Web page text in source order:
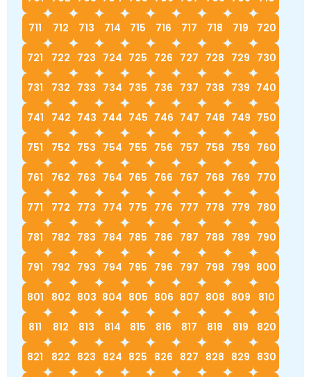
711 712 713 714 715 716 717 718 719 720
721 722 723 724 725 726 727 728 729 730
731 732 733 734 735 736 737 738 739 740
741 742 743 744 745 746 747 748 749 750
751 752 753 754 755 756 757 758 759 760
761 762 763 764 765 766 767 768 769 770
771 772 773 774 775 776 777 778 779 780
781 782 783 784 785 786 787 788 789 790
791 792 793 794 795 796 797 798 799 800
801 802 803 804 805 806 807 808 809 810
811 812 813 814 815 816 817 818 819 820
821 822 823 824 825 826 827 828 829 830